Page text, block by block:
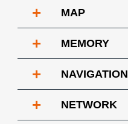
+ MAP
+ MEMORY
+ NAVIGATION
+ NETWORK